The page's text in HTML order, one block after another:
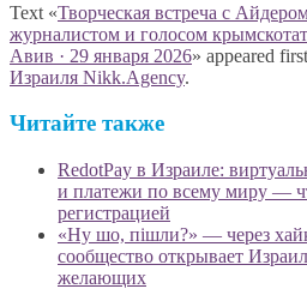
Text «Творческая встреча с
журналистом и голосом
Авив · 29 января 2026» appeared
Израиля Nikk.Agency.
Читайте также
RedotPay в Израиле:
и платежи по всему миру —
регистрацией
«Ну шо, пішли?» — через
сообщество открывает
желающих